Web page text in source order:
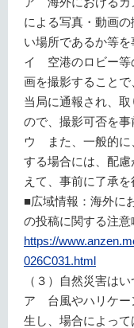
による写真・動画
い場所であるか等を
イ 空港のロビー等
画を撮影すること
当局に通報され、
ので、撮影可否を事
ウ また、一般的に
する場合には、配
えて、事前に了承を
■広域情報：海外に
の投稿に関する注意
https://
026C031.html
（３）自然災害は
ア 台風やハリケー
生し、場合によっ